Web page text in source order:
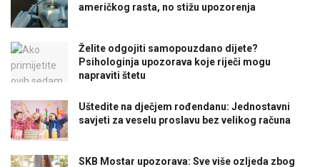
američkog rasta, no stižu upozorenja
Želite odgojiti samopouzdano dijete?
Psihologinja upozorava koje riječi mogu
napraviti štetu
Uštedite na dječjem rođendanu: Jednostavni
savjeti za veselu proslavu bez velikog računa
SKB Mostar upozorava: Sve više ozljeda zbog